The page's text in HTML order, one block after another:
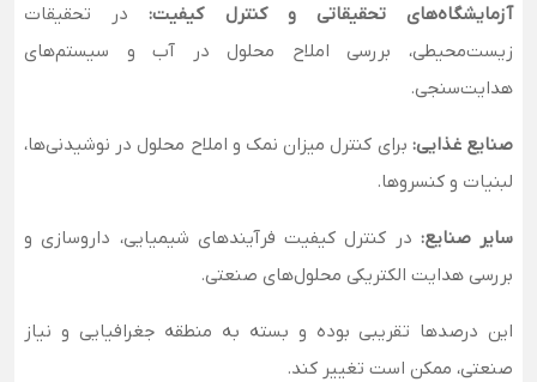
آزمایشگاه‌های تحقیقاتی و کنترل کیفیت: در تحقیقات
زیست‌محیطی، بررسی املاح محلول در آب و سیستم‌های
هدایت‌سنجی.
صنایع غذایی: برای کنترل میزان نمک و املاح محلول در نوشیدنی‌ها،
لبنیات و کنسروها.
سایر صنایع: در کنترل کیفیت فرآیندهای شیمیایی، داروسازی و
بررسی هدایت الکتریکی محلول‌های صنعتی.
این درصدها تقریبی بوده و بسته به منطقه جغرافیایی و نیاز
صنعتی، ممکن است تغییر کند.